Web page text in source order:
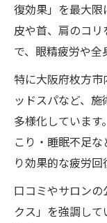
復効果」を最大
皮や首、肩のコ
で、眼精疲労や全
特に大阪府枚方
ッドスパなど、
多様化していま
こり・睡眠不足
り効果的な疲労回
口コミやサロン
クス」を強調して